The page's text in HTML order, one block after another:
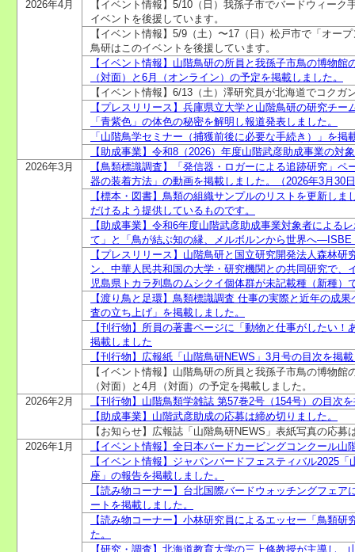
2026年4月
【イベント情報】5/10（日）我孫子市でバードウィー
イベントを後援しています。
【イベント情報】5/9（土）〜17（日）松戸市で「オー
鳥研はこのイベントを後援しています。
【イベント情報】山階鳥研の所員と我孫子市鳥の博物
（対面）と6月（オンライン）の予定を掲載しました。
【イベント情報】6/13（土）澤研究員が北海道でコクガ
【プレスリリース】兵庫県立大学と山階鳥研の研究チ
「青紫色」の体色の秘密を解明し報道発表しました。
「山階鳥学セミナー（捕獲前後に必要な手続き）」を掲
【助成事業】令和8（2026）年度山階武彦助成事業の対
2026年3月
【鳥類標識調査】「発信器・ロガーによる追跡研究」
器の装着方法」の動画を掲載しました。（2026年3月30
【標本・図書】鳥類の組織サンプルのリストを更新し
だけるよう提供しているものです。
【助成事業】令和6年度山階武彦助成事業対象者による
て」と「鳥が結ぶ知の縁、メルボルンから世界へ
【プレスリリース】山階鳥研と国立研究開発法人森林
ン、中華人民共和国の大学・研究機関との共同研究で
児島県トカラ列島のムシクイ個体群が未記載種（新種）
【渡り鳥と足環】鳥類標識調査 仕事の実際と近年の成
査の立ち上げ」を掲載しました。
【刊行物】所員の著書ページに「動物と仕事がしたい
掲載しました
【刊行物】広報紙「山階鳥研NEWS」3月号の目次を掲
【イベント情報】山階鳥研の所員と我孫子市鳥の博物
（対面）と4月（対面）の予定を掲載しました。
2026年2月
【刊行物】山階鳥類学雑誌 第57巻2号（154号）の目次
【助成事業】山階武彦助成の応募は締め切りました。
【お知らせ】広報誌「山階鳥研NEWS」表紙写真の応募
2026年1月
【イベント情報】全日本バードカービングコンクール
【イベント情報】ジャパンバードフェスティバル2025
座」の報告を掲載しました。
【読み物コーナー】台北国際バードウォッチングフェ
ートを掲載しました。
【読み物コーナー】小林研究員によるエッセー「鳥類
た。
【研究・調査】北海道教育大学の三上修教授が主導し